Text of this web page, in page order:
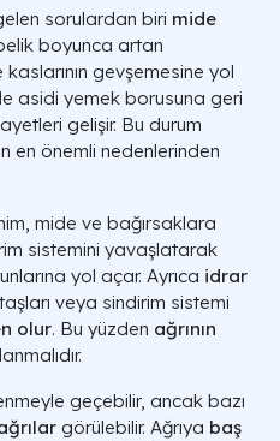
sorulardan biri mide
boyunca artan
gevşemesine yol
asidi yemek borusuna geri
gelişir. Bu durum
en önemli nedenlerinden
mide ve bağırsaklara
sistemini yavaşlatarak
yol açar. Ayrıca idrar
veya sindirim sistemi
olur. Bu yüzden ağrının
geçebilir, ancak bazı
görülebilir. Ağrıya baş